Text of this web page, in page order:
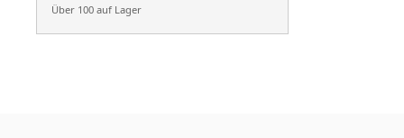
Über 100 auf Lager